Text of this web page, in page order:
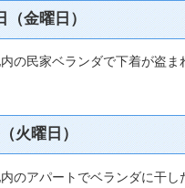
（金曜日）
の民家ベランダで下着が盗ま
火曜日）
のアパートでベランダに干し